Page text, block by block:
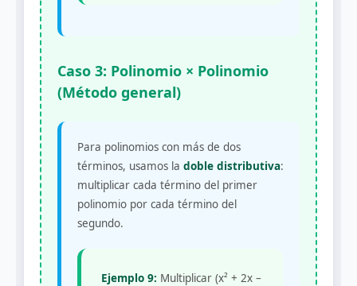
Caso 3: Polinomio × Polinomio
(Método general)
Para polinomios con más de dos
términos, usamos la doble distributiva:
multiplicar cada término del primer
polinomio por cada término del
segundo.
Ejemplo 9: Multiplicar (x² + 2x –